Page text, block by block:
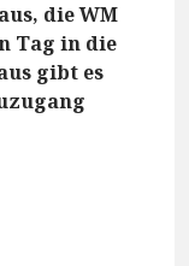
die WM
Tag in die
gibt es